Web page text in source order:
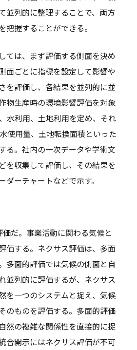
並列的に整理することで、両方
把握することができる。
ては、まず評価する側面を決め
面ごとに指標を設定して影響や
を評価し、各結果を並列的に並
物生産時の環境影響評価を対象
水利用、土地利用を定め、それ
使用量、土地転換面積といった
る。社内の一次データや学術文
を収集して評価し、その結果を
ダーチャートなどで示す。
だ。事業活動に関わる気候と
価する。ネクサス評価は、多面
多面的評価では気候の側面と自
並列的に評価するが、ネクサス
を一つのシステムと捉え、気候
のものを評価する。多面的評価
然の複雑な関係性を直接的に捉
合開示にはネクサス評価が不可